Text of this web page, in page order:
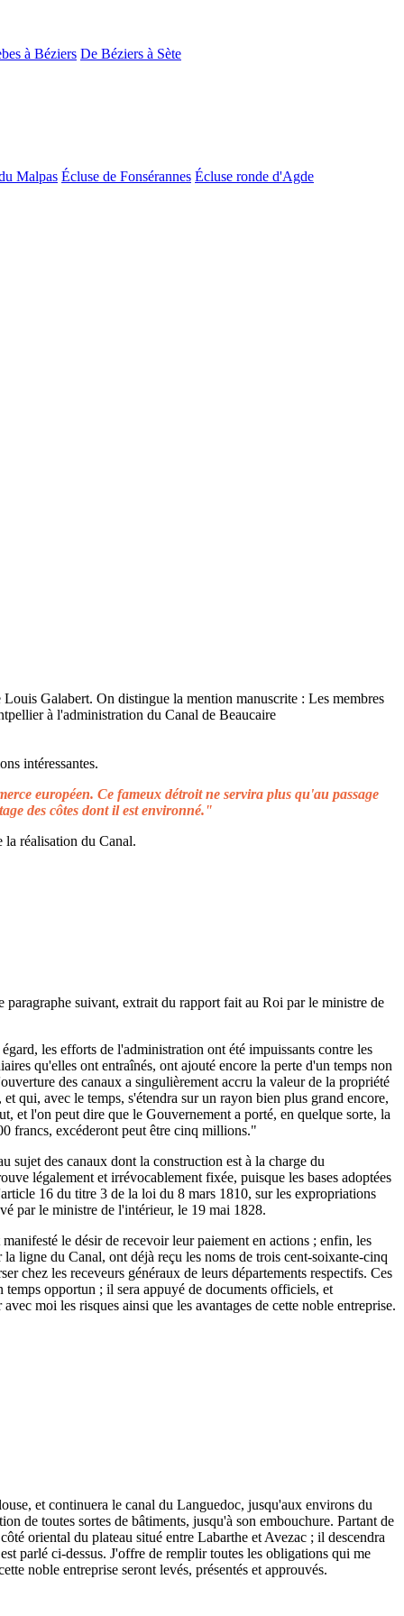
à Béziers De Béziers à Sète
Malpas Écluse de Fonsérannes Écluse ronde d'Agde
intéressantes.
européen. Ce fameux détroit ne servira plus qu'au passage
des côtes dont il est environné."
réalisation du Canal.
suivant, extrait du rapport fait au Roi par le ministre de
les efforts de l'administration ont été impuissants contre les
qu'elles ont entraînés, ont ajouté encore la perte d'un temps non
des canaux a singulièrement accru la valeur de la propriété
qui, avec le temps, s'étendra sur un rayon bien plus grand encore,
et l'on peut dire que le Gouvernement a porté, en quelque sorte, la
francs, excéderont peut être cinq millions."
sujet des canaux dont la construction est à la charge du
légalement et irrévocablement fixée, puisque les bases adoptées
16 du titre 3 de la loi du 8 mars 1810, sur les expropriations
par le ministre de l'intérieur, le 19 mai 1828.
le désir de recevoir leur paiement en actions ; enfin, les
ligne du Canal, ont déjà reçu les noms de trois cent-soixante-cinq
chez les receveurs généraux de leurs départements respectifs. Ces
temps opportun ; il sera appuyé de documents officiels, et
moi les risques ainsi que les avantages de cette noble entreprise.
et continuera le canal du Languedoc, jusqu'aux environs du
de toutes sortes de bâtiments, jusqu'à son embouchure. Partant de
oriental du plateau situé entre Labarthe et Avezac ; il descendra
parlé ci-dessus. J'offre de remplir toutes les obligations qui me
noble entreprise seront levés, présentés et approuvés.